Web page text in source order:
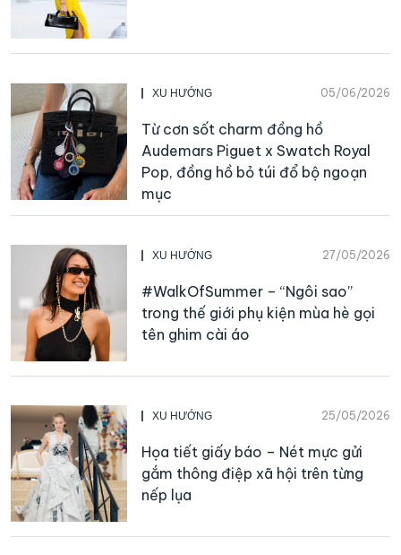
XU HƯỚNG 05/06/2026
Từ cơn sốt charm đồng hồ
Audemars Piguet x Swatch Royal
Pop, đồng hồ bỏ túi đổ bộ ngoạn
mục
XU HƯỚNG 27/05/2026
#WalkOfSummer – “Ngôi sao”
trong thế giới phụ kiện mùa hè gọi
tên ghim cài áo
XU HƯỚNG 25/05/2026
Họa tiết giấy báo – Nét mực gửi
gắm thông điệp xã hội trên từng
nếp lụa